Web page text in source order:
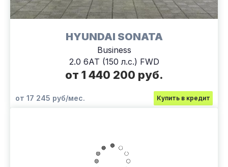
HYUNDAI SONATA
Business
2.0 6АТ (150 л.с.) FWD
от 1 440 200 руб.
от 17 245 руб/мес. Купить в кредит